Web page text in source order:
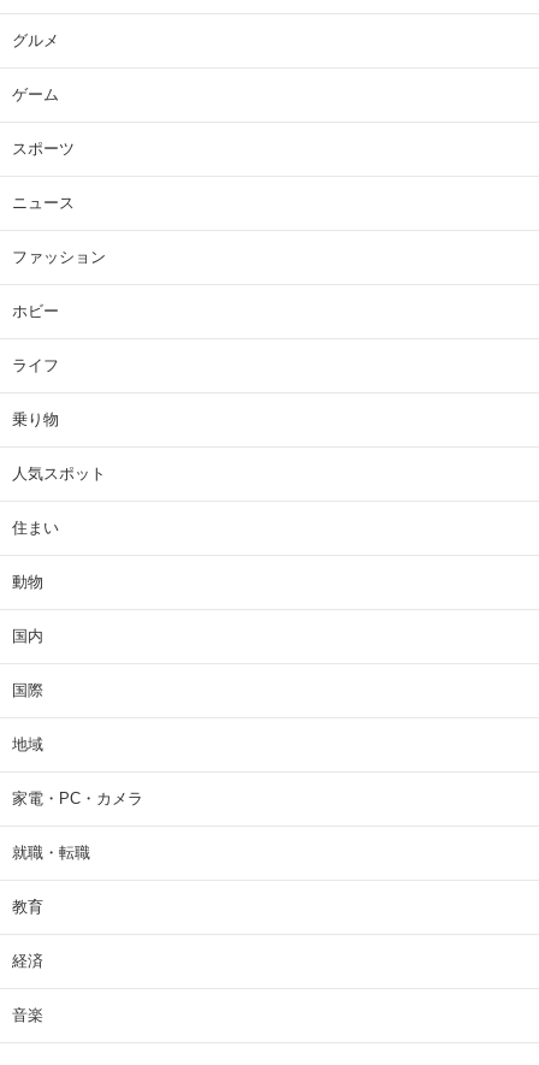
グルメ
ゲーム
スポーツ
ニュース
ファッション
ホビー
ライフ
乗り物
人気スポット
住まい
動物
国内
国際
地域
家電・PC・カメラ
就職・転職
教育
経済
音楽